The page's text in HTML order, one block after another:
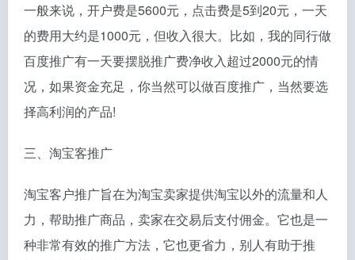
一般来说，开户费是5600元，点击费是5到20元，一天
的费用大约是1000元，但收入很大。比如，我的同行做
百度推广有一天要摆脱推广费净收入超过2000元的情
况，如果资金充足，你当然可以做百度推广，当然要选
择高利润的产品!
三、淘宝客推广
淘宝客户推广旨在为淘宝卖家提供淘宝以外的流量和人
力，帮助推广商品，卖家在交易后支付佣金。它也是一
种非常有效的推广方法，它也更省力，别人有助于推